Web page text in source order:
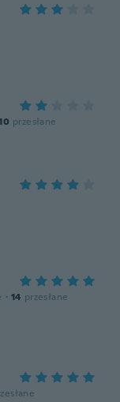
przesłane
· 14 przesłane